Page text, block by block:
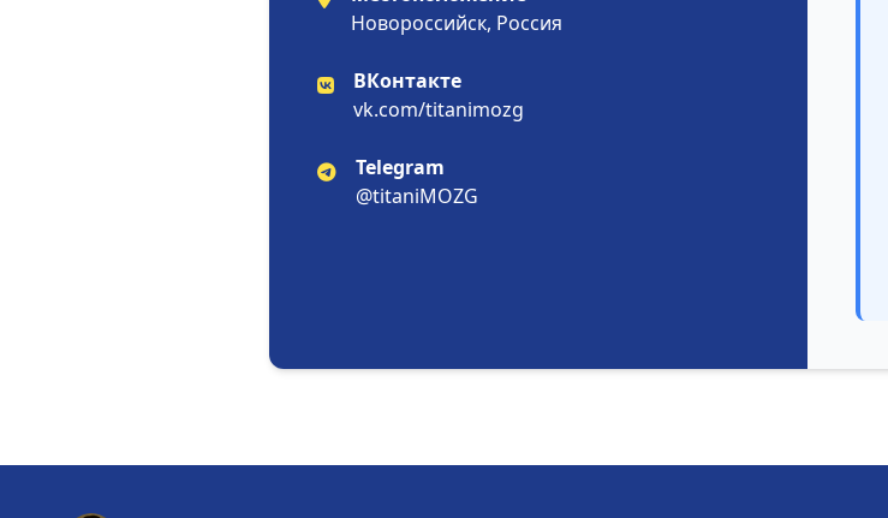
Новороссийск, Россия
ВКонтакте
vk.com/titanimozg
Telegram
@titaniMOZG